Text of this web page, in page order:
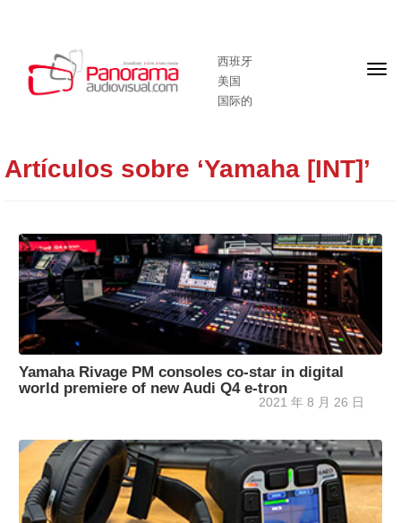
西班牙
美国
国际的
头
Artículos sobre ‘Yamaha [INT]’
Yamaha Rivage PM consoles co-star in digital
world premiere of new Audi Q4 e-tron
2021 年 8 月 26 日